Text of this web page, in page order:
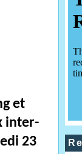
et
inter-
23